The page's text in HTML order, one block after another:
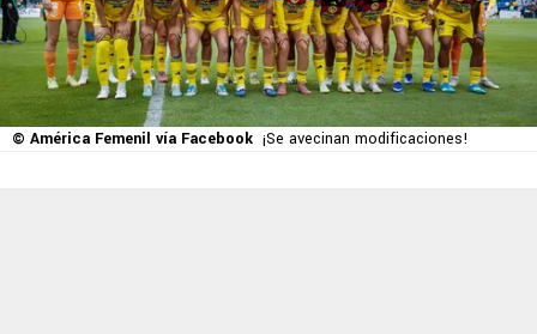
© América Femenil vía Facebook ¡Se avecinan modificaciones!